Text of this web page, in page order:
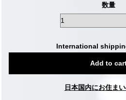
数量
International
Add to
日本国内にお住ま